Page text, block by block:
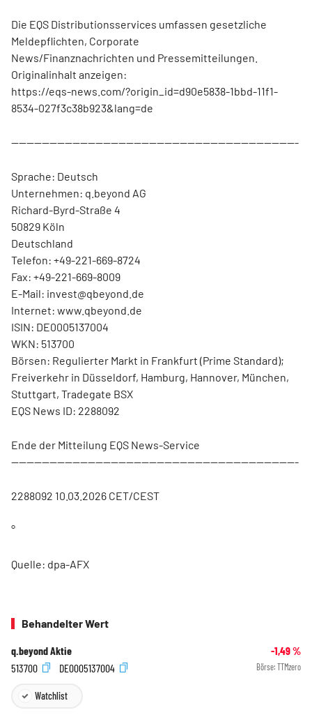
Die EQS Distributionsservices umfassen gesetzliche
Meldepflichten, Corporate
News/Finanznachrichten und Pressemitteilungen.
Originalinhalt anzeigen:
https://eqs-news.com/?origin_id=d90e5838-1bbd-11f1-
8534-027f3c38b923&lang=de
---------------------------------------------------------------------------
Sprache: Deutsch
Unternehmen: q.beyond AG
Richard-Byrd-Straße 4
50829 Köln
Deutschland
Telefon: +49-221-669-8724
Fax: +49-221-669-8009
E-Mail: invest@qbeyond.de
Internet: www.qbeyond.de
ISIN: DE0005137004
WKN: 513700
Börsen: Regulierter Markt in Frankfurt (Prime Standard);
Freiverkehr in Düsseldorf, Hamburg, Hannover, München,
Stuttgart, Tradegate BSX
EQS News ID: 2288092
Ende der Mitteilung EQS News-Service
---------------------------------------------------------------------------
2288092 10.03.2026 CET/CEST
°
Quelle: dpa-AFX
Behandelter Wert
q.beyond Aktie -1,49%
513700
DE0005137004 Börse: TTMzero
Watchlist